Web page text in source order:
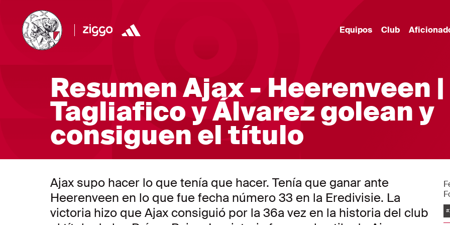
Equipos Club
Resumen Ajax - Heerenveen |
Tagliafico y Álvarez golean y
consiguen el título
Ajax supo hacer lo que tenía que hacer. Tenía que ganar ante
Heerenveen en lo que fue fecha número 33 en la Eredivisie. La
victoria hizo que Ajax consiguió por la 36a vez en la historia del club